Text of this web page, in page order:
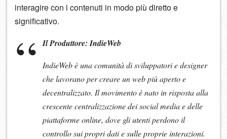
interagire con i contenuti in modo più diretto e
significativo.
Il Produttore: IndieWeb
IndieWeb è una comunità di sviluppatori e designer
che lavorano per creare un web più aperto e
decentralizzato. Il movimento è nato in risposta alla
crescente centralizzazione dei social media e delle
piattaforme online, dove gli utenti perdono il
controllo sui propri dati e sulle proprie interazioni.